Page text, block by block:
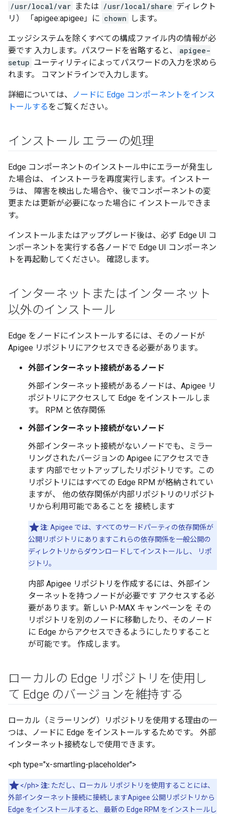
/usr/local/var または /usr/local/share ディレクト
リ） 「apigee:apigee」に chown します。
エッジシステムを除くすべての構成ファイル内の情報が必
要です 入力します。パスワードを省略すると、
apigee-
setup ユーティリティによってパスワードの入力を求めら
れます。 コマンドラインで入力します。
詳細については、
ノードに Edge コンポーネントをインス
トールするをご覧ください。
インストール エラーの処理
Edge コンポーネントのインストール中にエラーが発生し
た場合は、 インストーラを再度実行します。インストー
ラは、 障害を検出した場合や、後でコンポーネントの変
更または更新が必要になった場合に インストールできま
す。
インストールまたはアップグレード後は、必ず Edge UI コ
ンポーネントを実行する各ノードで Edge UI コンポーネン
トを再起動してください。 確認します。
インターネットまたはインターネット
以外のインストール
Edge をノードにインストールするには、そのノードが
Apigee リポジトリにアクセスできる必要があります。
外部インターネット接続があるノード
外部インターネット接続があるノードは、Apigee リ
ポジトリにアクセスして Edge をインストールしま
す。 RPM と依存関係
外部インターネット接続がないノード
外部インターネット接続がないノードでも、ミラー
リングされたバージョンの Apigee にアクセスでき
ます 内部でセットアップしたリポジトリです。この
リポジトリにはすべての Edge RPM が格納されてい
ますが、 他の依存関係が内部リポジトリのリポジト
リから利用可能であることを 接続します
注: Apigee では、すべてのサードパーティの依存関係が
公開リポジトリにありますこれらの依存関係を一般公開の
ディレクトリからダウンロードしてインストールし、 リポ
ジトリ。
内部 Apigee リポジトリを作成するには、外部イン
ターネットを持つノードが必要です アクセスする必
要があります。新しい P-MAX キャンペーンを その
リポジトリを別のノードに移動したり、そのノード
に Edge からアクセスできるようにしたりすること
が可能です。 作成します。
ローカルの Edge リポジトリを使用し
て Edge のバージョンを維持する
ローカル（ミラーリング）リポジトリを使用する理由の一
つは、ノードに Edge をインストールするためです。 外部
インターネット接続なしで使用できます。
<ph type="x-smartling-placeholder">
</ph> 注: ただし、ローカル リポジトリを使用することには、
外部インターネット接続に接続しますApigee 公開リポジトリから
Edge をインストールすると、 最新の Edge RPM をインストールし